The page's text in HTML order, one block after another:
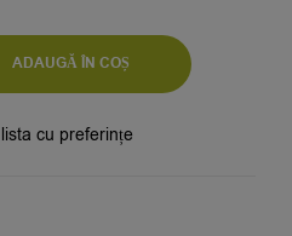
ADAUGĂ ÎN COȘ
cu preferințe